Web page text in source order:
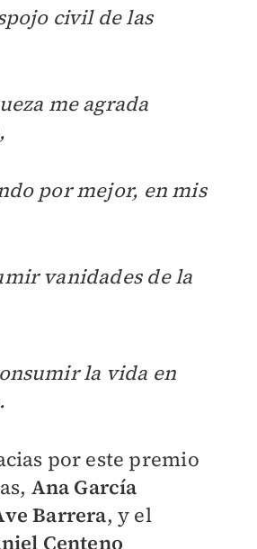
civil de las
me agrada
por mejor, en mis
vanidades de la
la vida en
por este premio
Ana García
Barrera, y el
Centeno